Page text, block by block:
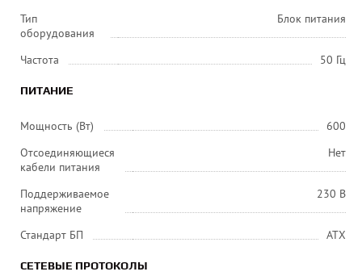
Тип
оборудования
Блок питания
Частота 50 Гц
ПИТАНИЕ
Мощность (Вт)
600
Отсоединяющиеся
кабели питания
Нет
Поддерживаемое
напряжение
230 В
Стандарт БП ATX
СЕТЕВЫЕ ПРОТОКОЛЫ